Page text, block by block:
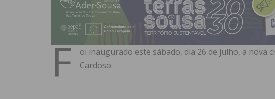
F
oi inaugurado este sábado, dia 26 de julho, a nova
Cardoso.